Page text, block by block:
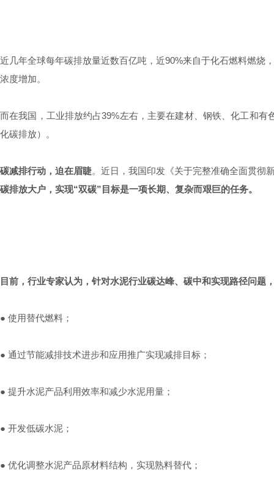
近几年全球每年碳排放量近数百亿吨，近90%来自于化石燃料燃
浓度增加。
而在我国，工业排放约占39%左右，主要在建材、钢铁、化工和
化碳排放）。
碳减排行动，迫在眉睫。近日，我国印发《关于完整准确全面贯彻
碳排放大户，实现“双碳”目标是一项长期、复杂而艰巨的任务。
目前，行业专家认为，针对水泥行业碳达峰、碳中和实现路径问题
● 使用替代燃料；
● 通过节能减排技术进步和应用推广实现减排目标；
● 提升水泥产品利用效率和减少水泥用量；
● 开发低碳水泥；
● 优化调整水泥产品原材料结构，实现熟料替代；